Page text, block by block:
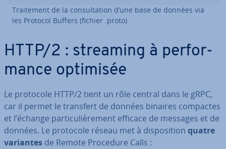
Trai­te­ment de la con­sul­ta­tion d’une base de données via
les Protocol Buffers (fichier .proto)
HTTP/2 : streaming à per­for­
mance optimisée
Le protocole HTTP/2 tient un rôle central dans le gRPC,
car il permet le transfert de données binaires compactes
et l’échange par­ti­cu­liè­re­ment efficace de messages et de
données. Le protocole réseau met à dis­po­si­tion quatre
variantes de Remote Procedure Calls :